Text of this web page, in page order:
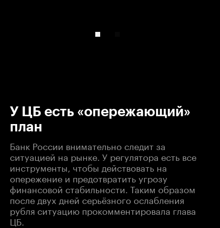
У ЦБ есть «опережающий»
план
Банк России внимательно следит за
ситуацией на рынке. У регулятора есть все
инструменты, чтобы действовать на
опережение и предотвратить угрозу
финансовой стабильности. Таким образом
после двух дней серьёзного ослабления
рубля ситуацию прокомментировала глава
ЦБ.